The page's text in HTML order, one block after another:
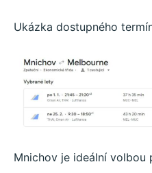
Ukázka dostupného
Mnichov je ideální volbou